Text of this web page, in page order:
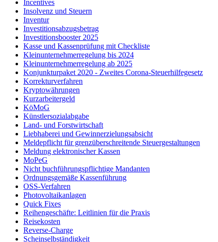
Incentives
Insolvenz und Steuern
Inventur
Investitionsabzugsbetrag
Investitionsbooster 2025
Kasse und Kassenprüfung mit Checkliste
Kleinunternehmerregelung bis 2024
Kleinunternehmerregelung ab 2025
Konjunkturpaket 2020 - Zweites Corona-Steuerhilfegesetz
Korrekturverfahren
Kryptowährungen
Kurzarbeitergeld
KöMoG
Künstlersozialabgabe
Land- und Forstwirtschaft
Liebhaberei und Gewinnerzielungsabsicht
Meldepflicht für grenzüberschreitende Steuergestaltungen
Meldung elektronischer Kassen
MoPeG
Nicht buchführungspflichtige Mandanten
Ordnungsgemäße Kassenführung
OSS-Verfahren
Photovoltaikanlagen
Quick Fixes
Reihengeschäfte: Leitlinien für die Praxis
Reisekosten
Reverse-Charge
Scheinselbständigkeit